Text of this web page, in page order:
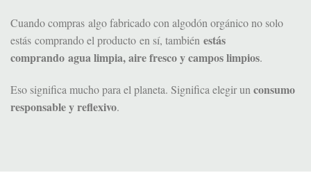
Cuando compras algo fabricado con algodón orgánico no solo
estás comprando el producto en sí, también estás
comprando agua limpia, aire fresco y campos limpios.
Eso significa mucho para el planeta. Significa elegir un consumo
responsable y reflexivo.